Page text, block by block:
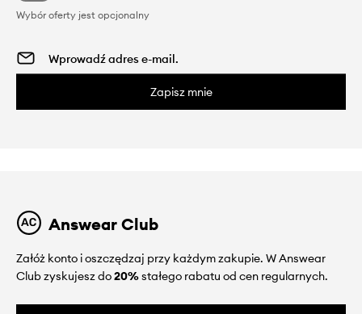
Wybór oferty jest opcjonalny
Zapisz mnie
Answear Club
Załóż konto i oszczędzaj przy każdym zakupie. W Answear
Club zyskujesz do20%stałego rabatu od cen regularnych.